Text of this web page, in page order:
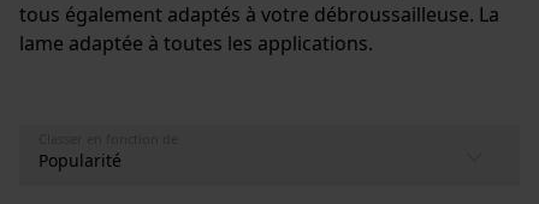
tous également adaptés à votre débroussailleuse. La
lame adaptée à toutes les applications.